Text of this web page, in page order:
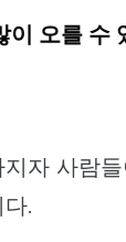
이 오를 수
자 사람
.